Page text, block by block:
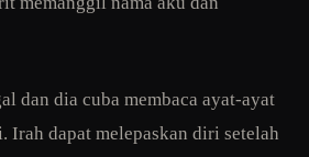
dan dia cuba membaca ayat-ayat
Irah dapat melepaskan diri setelah